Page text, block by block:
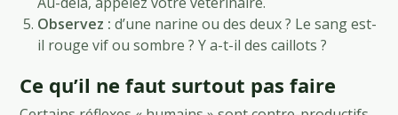
Observez : d’une narine ou des deux ? Le sang est-
il rouge vif ou sombre ? Y a-t-il des caillots ?
Ce qu’il ne faut surtout pas faire